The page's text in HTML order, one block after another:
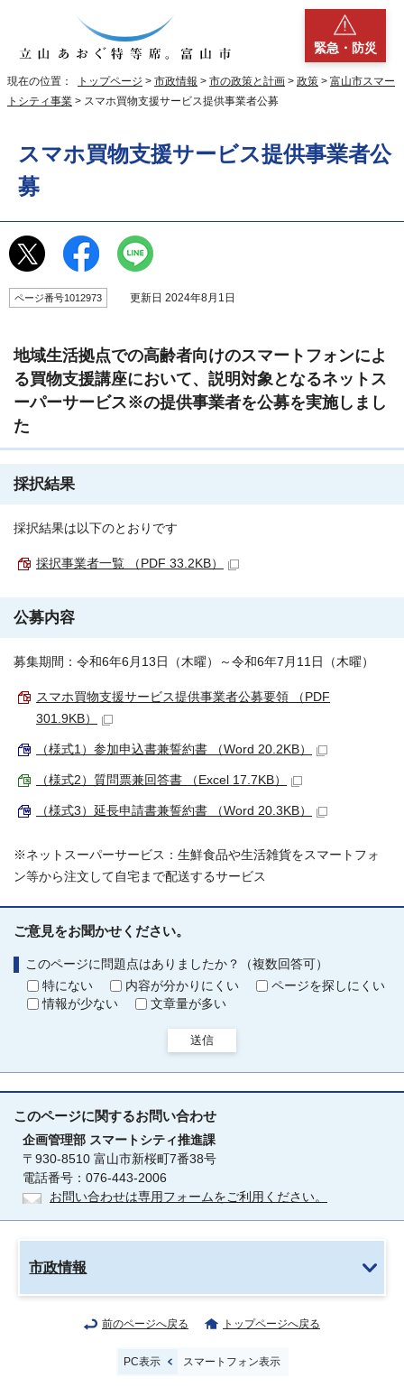
緊急・防災
現在の位置： トップページ > 市政情報 > 市の政策と計画 > 政策 > 富山市スマー
トシティ事業 > スマホ買物支援サービス提供事業者公募
スマホ買物支援サービス提供事業者公
募
ページ番号1012973 更新日 2024年8月1日
地域生活拠点での高齢者向けのスマートフォンによ
る買物支援講座において、説明対象となるネットス
ーパーサービス※の提供事業者を公募を実施しまし
た
採択結果
採択結果は以下のとおりです
採択事業者一覧 （PDF 33.2KB）
公募内容
募集期間：令和6年6月13日（木曜）～令和6年7月11日（木曜）
スマホ買物支援サービス提供事業者公募要領 （PDF
301.9KB）
（様式1）参加申込書兼誓約書 （Word 20.2KB）
（様式2）質問票兼回答書 （Excel 17.7KB）
（様式3）延長申請書兼誓約書 （Word 20.3KB）
※ネットスーパーサービス：生鮮食品や生活雑貨をスマートフォ
ン等から注文して自宅まで配送するサービス
ご意見をお聞かせください。
このページに問題点はありましたか？（複数回答可）
特にない
内容が分かりにくい
ページを探しにくい
情報が少ない
文章量が多い
送信
このページに関するお問い合わせ
企画管理部 スマートシティ推進課
〒930-8510 富山市新桜町7番38号
電話番号：076-443-2006
お問い合わせは専用フォームをご利用ください。
市政情報
前のページへ戻る トップページへ戻る
PC表示 スマートフォン表示